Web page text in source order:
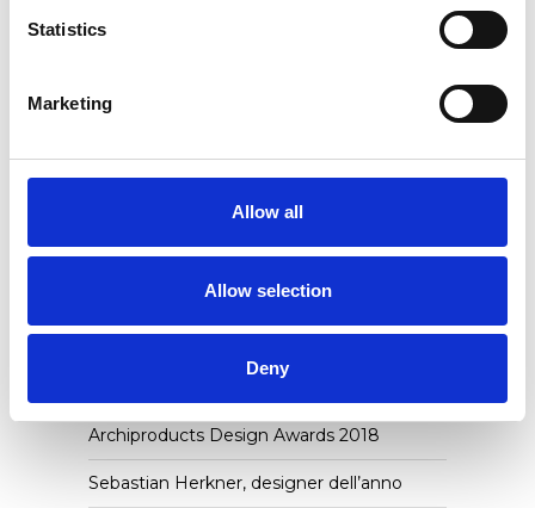
Statistics
Marketing
Allow all
Allow selection
Deny
Nuovo Ex.t Flagship store
SPENDERE SU EX.T SHOP!
Grazie per averci fatto visita
Ex.t at Maison&Objet
Arco di Mut Design nominato per
Archiproducts Design Awards 2018
Sebastian Herkner, designer dell’anno